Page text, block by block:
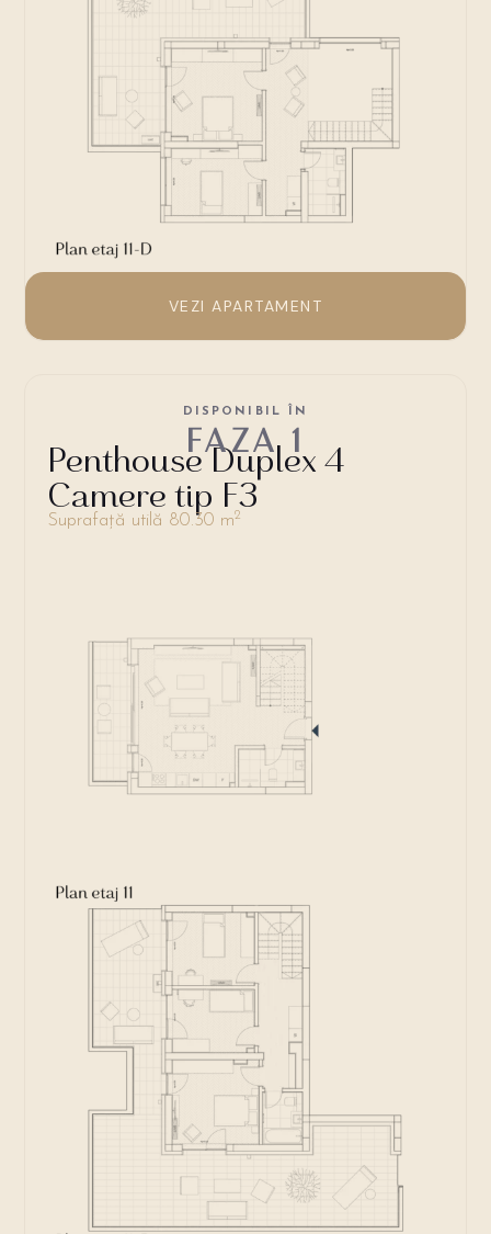
VEZI APARTAMENT
Penthouse Duplex 4
Camere tip F3
Suprafață utilă 80.30 m2
DISPONIBIL ÎN
FAZA 1